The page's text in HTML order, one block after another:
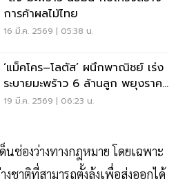
การค้าผลไม้ไทย
16 มี.ค. 2569 | 05:38 น.
‘แม็คโคร–โลตัส’ ผนึกพาณิชย์ เร่ง
ระบายมะพร้าว 6 ล้านลูก พยุงราคา
เกษตรกร
19 มี.ค. 2569 | 06:23 น.
ช่องว่างทางกฎหมาย โดยเฉพาะ
ชาติที่สามารถตั้งล้งเพื่อส่งออกได้